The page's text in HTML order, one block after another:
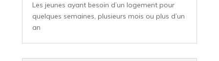
Les jeunes ayant besoin d’un logement pour
quelques semaines, plusieurs mois ou plus d’un
an